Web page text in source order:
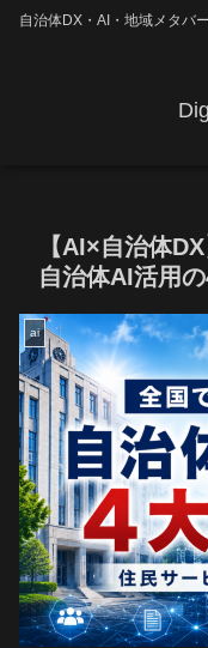
自治体DX・AI・地域メタバ
【AI×自治体
自治体AI活用
ai